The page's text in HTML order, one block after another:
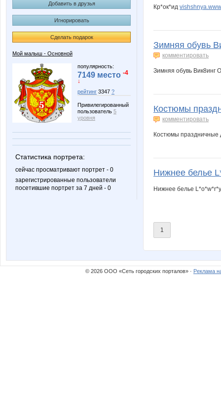
Добавить в друзья
Игнорировать
Сделать подарок
Мой малыш - Основной
популярность:
7149 место -4
↓
рейтинг 3347 ?
Привилегированный
пользователь 5
уровня
Статистика портрета:
сейчас просматривают портрет - 0
зарегистрированные пользователи
посетившие портрет за 7 дней - 0
anutik333
Кр*ок*ид
Зимняя обувь
комментировать
Зимняя обувь Вик8инг
Костюмы
комментировать
Костюмы праздничные
Нижнее белье
Нижнее белье
1
© 2026 ООО «Сеть городских порталов» · Реклама